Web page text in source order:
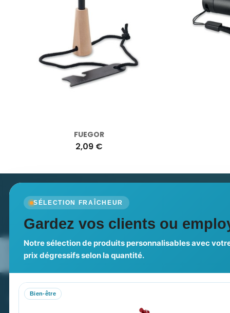
FUEGOR
2,09 €
SÉLECTION FRAÎCHEUR
Gardez vos clients ou
Notre sélection de produits personnalisables avec
prix dégressifs selon la quantité.
Bien-être
Newsletter
Nos expertises & accompagnement
global
Pourquoi
PROMENOCH GOODIES